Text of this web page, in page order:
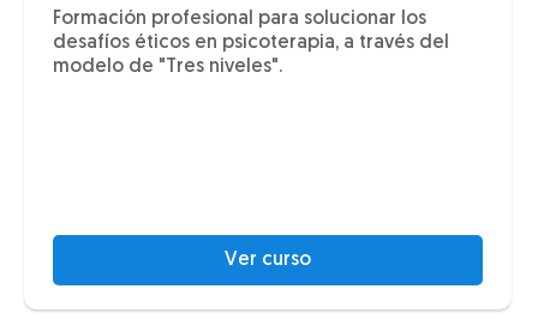
Formación profesional para solucionar los
desafíos éticos en psicoterapia, a través del
modelo de "Tres niveles".
Ver curso